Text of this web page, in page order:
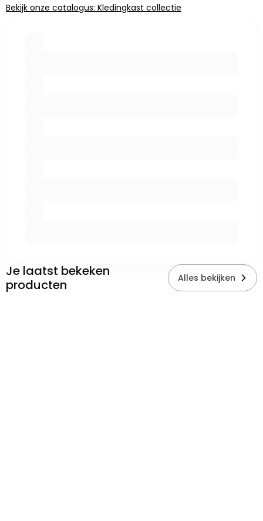
Bekijk onze catalogus: Kledingkast collectie
Je laatst bekeken
producten
Alles bekijken